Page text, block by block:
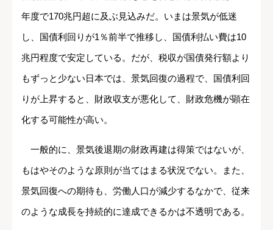
年度で170兆円超に及ぶ見込みだ。いまは景気が低迷
し、国債利回りが1％前半で推移し、国債利払い費は10
兆円程度で安定している。だが、税収が国債発行額より
もずっと少ない日本では、景気回復の過程で、国債利回
りが上昇すると、財政収支が悪化して、財政危機が顕在
化する可能性が高い。
一般的に、景気後退期の財政再建は得策ではないが、
もはやそのような原則が当てはまる状況でない。また、
景気回復への期待も、労働人口が減少するなかで、従来
のような成長を持続的に達成できるかは不透明である。